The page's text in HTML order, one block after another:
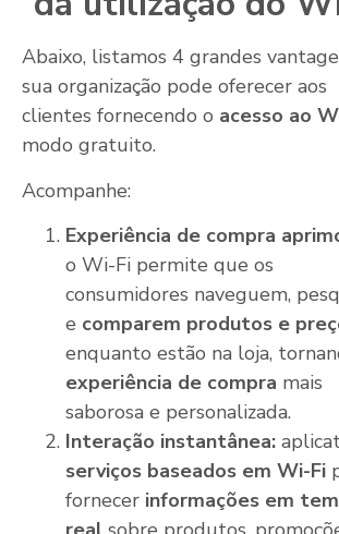
Abaixo, listamos 4 grandes
sua organização pode oferecer aos
clientes fornecendo o acesso ao
modo gratuito.
Acompanhe:
Experiência de compra
o Wi-Fi permite que os
consumidores naveguem,
e comparem produtos e
enquanto estão na loja,
experiência de compra mais
saborosa e personalizada.
Interação instantânea:
serviços baseados em Wi-Fi
fornecer informações em